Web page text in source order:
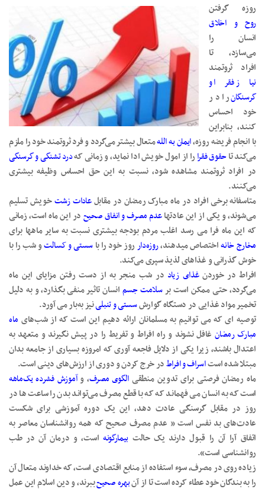
روزه گرفتن
روح و اخلاق
انسان را
می‌سازد، تا
افراد ثروتمند
نیاز فقرا و
گرسنگانرا در
خود احساس
کنند، بنابراین
با انجام فریضه روزه،ایمان به اللهمتعال بیشتر می‌گردد و فرد ثروتمند خود را ملزم
می‌کند تاحقوق فقرا را از امول خویش ادا نماید، و زمانی کهدرد تشنگی و‌ گرسنگی
در افراد ثروتمند مشاهده شود، نسبت به این حق احساس وظیفه بیشتری
می‌کنند.
متاسفانه برخی افراد در ماه مبارک رمضان در مقابلعادات زشتخویش تسلیم
می‌شوند، و یکی از این عادتهاعدم مصرف و انفاق صحیح در این ماه است، زمانی
که این ماه فرا می رسد اغلب مردم بودجه بیشتری نسبت به سایر ماهها برای
مخارج خانهاختصاص میدهند،روزه‌دار روز خود را با سستی و کسالتو شب را با
خوش گذرانی و غذاهای لذیذ سپری می‌کند.
افراط در خوردنغذای زیاد در شب منجر به از دست رفتن مزایای این ماه
می‌گردد، حتی ممکن است برسلامت جسم انسان تاثیر منفی بگذارد، و به دلیل
تخمیر مواد غذایی در دستگاه گوارشسستی و تنبلینیز به‌بار می آورد.
توصیه ای که می توانیم به مسلمانان ارائه دهیم این است که از شب‌های ماه‌
مبارک رمضانغافل نشوند و راه افراط و تفریط را در پیش نگیرند و متعهد به
اعتدال باشند، زیرا یکی از دلایل فاجعه آوری که امروزه بسیاری از جامعه بدان
مبتلا شده استاسراف و افراطدر خرج کردن و دوری از ارزش‌های دینی است.
ماه رمضان فرصتی برای تدوین منطقی الگوی مصرف، وآموزش فشرده یک‌ماهه
است که به انسان می فهماند که که با قطع مصرف می‌تواند بدن را ساعت ها در
روز در مقابل گرسنگی عادت دهد، این یک دوره آموزشی برای شکست
عادت‌های بد نفس است « عدم مصرف صحیح که همه روانشناسان معاصر به
اتفاق آرا آن را قبول دارند یک حالت بیمارگونه است، و درمان آن در طب
روانشناسی است».
زیاده روی در مصرف، سوء استفاده از منابع اقتصادی است، که خداوند متعال آن
را به بندگان خود عطاء کرده است تا از آنبهره صحیحببرند، و دین اسلام این عمل